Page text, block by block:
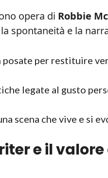
opera di Robbie
spontaneità e la
posate per restituire
legate al gusto
scena che vive e si
e il